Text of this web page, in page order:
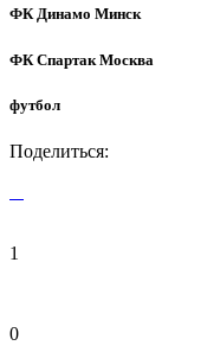
ФК Динамо Минск
ФК Спартак Москва
футбол
Поделиться:
1
0